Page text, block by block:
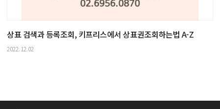
상표 검색과 등록조회, 키프리스에서 상표권조회하는법 A-Z
2022.12.02